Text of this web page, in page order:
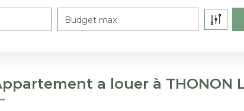
Budget max
a louer à THONON